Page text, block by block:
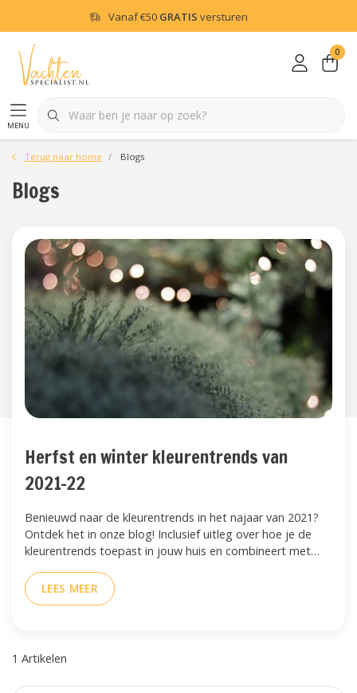
Vanaf€50 GRATIS versturen
menu
0
Terug naar home Blogs
Blogs
Herfst en winter kleurentrends van
2021-22
Benieuwd naar de kleurentrends in het najaar van 2021?
Ontdek het in onze blog! Inclusief uitleg over hoe je de
kleurentrends toepast in jouw huis en combineert met
LEES MEER
1 Artikelen